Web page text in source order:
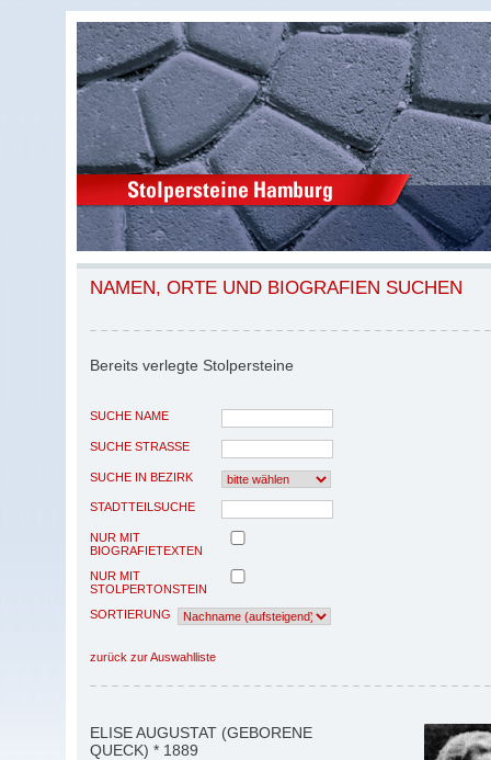
NAMEN, ORTE UND BIOGRAFIEN SUCHEN
Bereits verlegte Stolpersteine
SUCHE NAME
SUCHE STRASSE
SUCHE IN BEZIRK
STADTTEILSUCHE
NUR MIT
BIOGRAFIETEXTEN
NUR MIT
STOLPERTONSTEIN
SORTIERUNG
zurück zur Auswahlliste
ELISE AUGUSTAT (GEBORENE
QUECK) * 1889